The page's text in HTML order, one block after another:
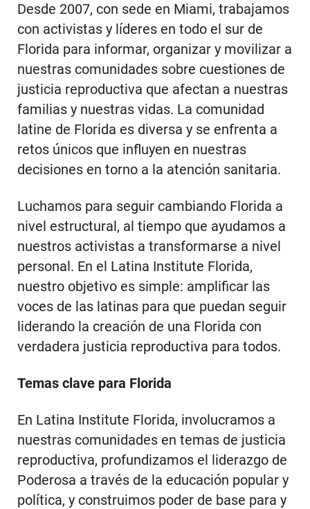
Desde 2007, con sede en Miami, trabajamos
con activistas y líderes en todo el sur de
Florida para informar, organizar y movilizar a
nuestras comunidades sobre cuestiones de
justicia reproductiva que afectan a nuestras
familias y nuestras vidas. La comunidad
latine de Florida es diversa y se enfrenta a
retos únicos que influyen en nuestras
decisiones en torno a la atención sanitaria.
Luchamos para seguir cambiando Florida a
nivel estructural, al tiempo que ayudamos a
nuestros activistas a transformarse a nivel
personal. En el Latina Institute Florida,
nuestro objetivo es simple: amplificar las
voces de las latinas para que puedan seguir
liderando la creación de una Florida con
verdadera justicia reproductiva para todos.
Temas clave para Florida
En Latina Institute Florida, involucramos a
nuestras comunidades en temas de justicia
reproductiva, profundizamos el liderazgo de
Poderosa a través de la educación popular y
política, y construimos poder de base para y